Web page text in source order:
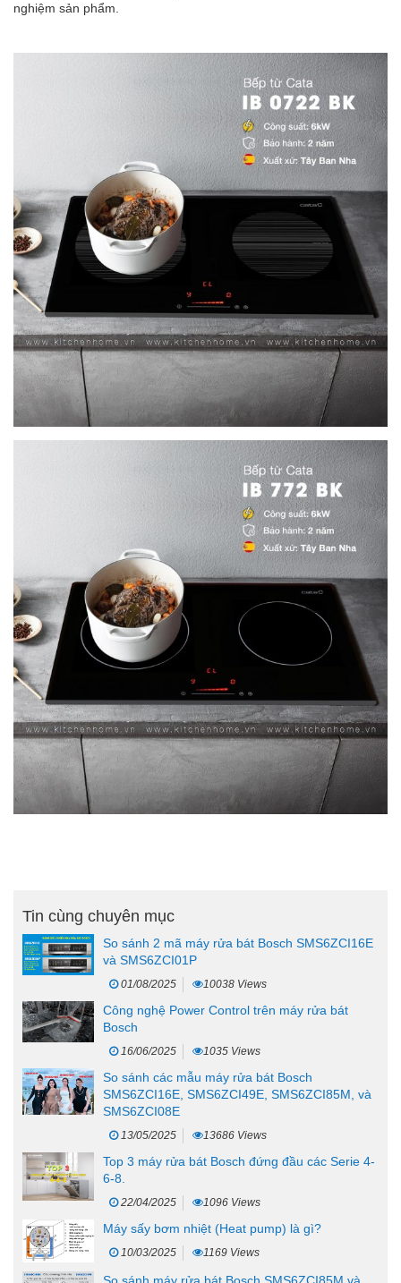
nghiệm sản phẩm.
Tin cùng chuyên mục
So sánh 2 mã máy rửa bát Bosch SMS6ZCI16E
và SMS6ZCI01P
01/08/2025 10038 Views
Công nghệ Power Control trên máy rửa bát
Bosch
16/06/2025 1035 Views
So sánh các mẫu máy rửa bát Bosch
SMS6ZCI16E, SMS6ZCI49E, SMS6ZCI85M, và
SMS6ZCI08E
13/05/2025 13686 Views
Top 3 máy rửa bát Bosch đứng đầu các Serie 4-
6-8.
22/04/2025 1096 Views
Máy sấy bơm nhiệt (Heat pump) là gì?
10/03/2025 1169 Views
So sánh máy rửa bát Bosch SMS6ZCI85M và